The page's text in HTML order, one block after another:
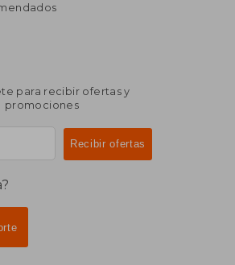
para recibir ofertas y
promociones